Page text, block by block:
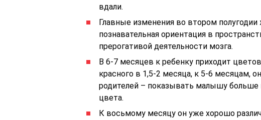
вдали.
Главные изменения во втором полугодии
познавательная ориентация в
прерогативой деятельности мозга.
В 6-7 месяцев к ребенку приходит
красного в 1,5-2 месяца, к 5-6 месяцам,
родителей – показывать малышу больше
цвета.
К восьмому месяцу он уже хорошо